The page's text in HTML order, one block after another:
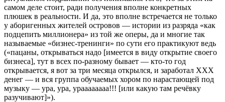
самом деле стоит, ради получения вполне конкретных
плюшек в реальности. И да, это вполне встречается не только
у аборигенных жителей островов — истории из разряда «как
подцепить миллионера» из той же оперы, да и многие так
называемые «бизнес-тренинги» по сути его практикуют ведь
(«пацаны, открываться надо [имеется в виду открытие своего
бизнеса], тут в всех по-разному бывает — кто-то год
открывается, я вот за три месяца открылся, и заработал XXX
денег — и вся группа обучаемых хором по нарастающей под
музыку — ура, ура, ураааааааа!!! [или какую там речёвку
разучивают]»).